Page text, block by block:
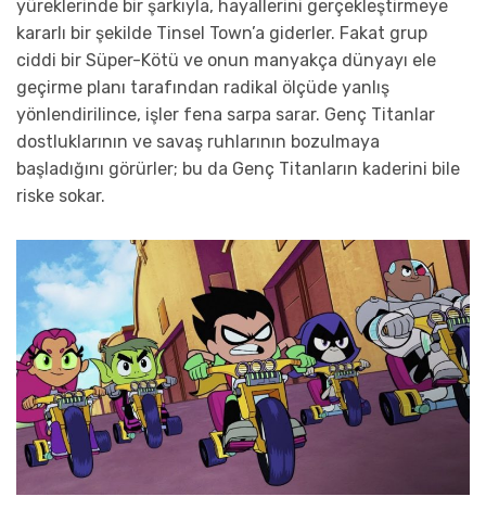
yüreklerinde bir şarkıyla, hayallerini gerçekleştirmeye
kararlı bir şekilde Tinsel Town’a giderler. Fakat grup
ciddi bir Süper-Kötü ve onun manyakça dünyayı ele
geçirme planı tarafından radikal ölçüde yanlış
yönlendirilince, işler fena sarpa sarar. Genç Titanlar
dostluklarının ve savaş ruhlarının bozulmaya
başladığını görürler; bu da Genç Titanların kaderini bile
riske sokar.